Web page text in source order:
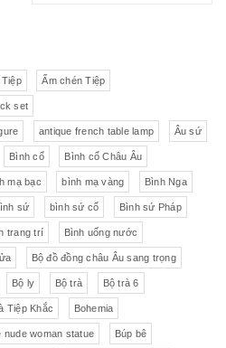
Ấm chén Tiệp
set
antique french table lamp Âu sứ
Bình cổ Bình cổ Châu Âu
mạ bạc bình mạ vàng Bình Nga
sứ bình sứ cổ Bình sứ Pháp
trang trí Bình uống nước
Bộ đồ đồng châu Âu sang trọng
Bộ ly Bộ trà Bộ trà 6
Tiệp Khắc Bohemia
nude woman statue Búp bê